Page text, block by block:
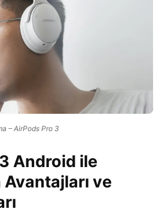
– AirPods Pro 3
Android ile
ve